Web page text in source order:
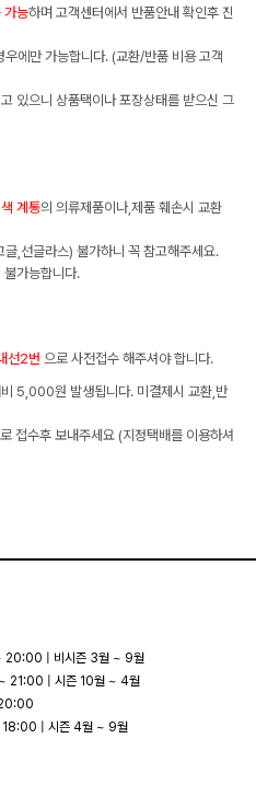
가능하며 고객센터에서 반품안내 확인후 진
에만 가능합니다. (교환/반품 비용 고객
있으니 상품택이나 포장상태를 받으신 그
계통의 의류제품이나,제품 훼손시 교환
,선글라스) 불가하니 꼭 참고해주세요.
불가능합니다.
선2번 으로 사전접수 해주셔야 합니다.
5,000원 발생됩니다. 미결제시 교환,반
접수후 보내주세요 (지정택배를 이용하셔
20:00 | 비시즌 3월 ~ 9월
21:00 | 시즌 10월 ~ 4월
| 시즌 4월 ~ 9월